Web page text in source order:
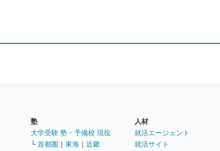
塾
大学受験 塾・予備校 現役
└ 首都圏 ｜ 東海 ｜ 近畿
人材
就活エージェント
就活サイト